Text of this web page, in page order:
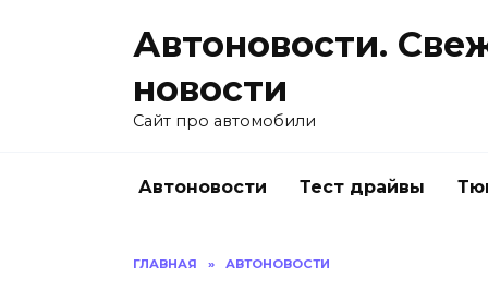
Автоновости.
новости
Сайт про автомобили
Автоновости Тест драйвы
ГЛАВНАЯ » АВТОНОВОСТИ